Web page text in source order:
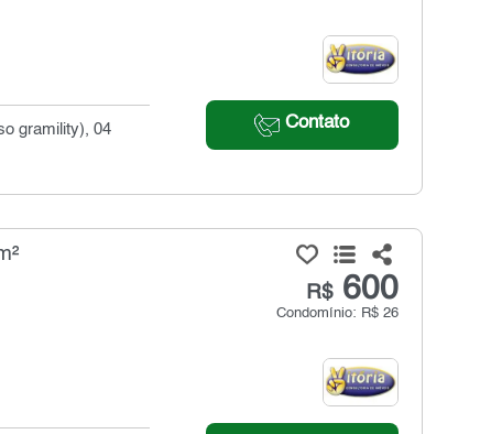
Contato
gramility), 04
R$600
Condomínio: R$ 26